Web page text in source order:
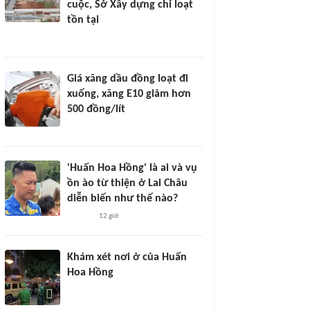
cuộc, Sở Xây dựng chỉ loạt
tồn tại
Giá xăng dầu đồng loạt đi
xuống, xăng E10 giảm hơn
500 đồng/lít
'Huấn Hoa Hồng' là ai và vụ
ồn ào từ thiện ở Lai Châu
diễn biến như thế nào?
12 giờ
Khám xét nơi ở của Huấn
Hoa Hồng